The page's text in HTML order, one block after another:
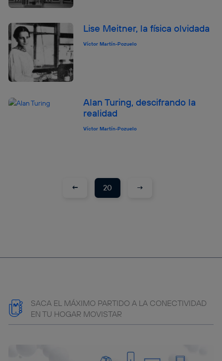
Lise Meitner, la física olvidada
Víctor Martín-Pozuelo
Alan Turing, descifrando la
realidad
Víctor Martín-Pozuelo
← 20 →
SACA EL MÁXIMO PARTIDO A LA CONECTIVIDAD
EN TU HOGAR MOVISTAR
Puedes gestionar los consentimientos Utiq seleccionando
visitando el portal de privacidad de Utiq
(“consenthub”). Para más información, consulta
la política de privacidad de Utiq.